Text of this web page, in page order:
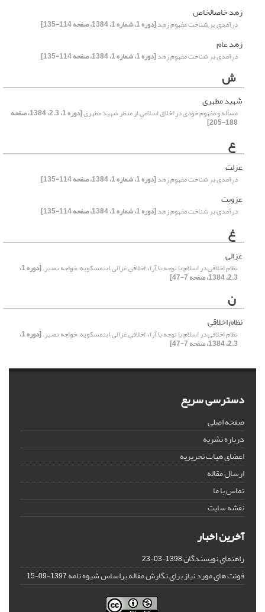
زهد خاص‏الخاص
درآمدی بر شناخت مفهوم زهد[دوره 1، شماره 1، 1384، صفحه 114-135]
زهد عام
درآمدی بر شناخت مفهوم زهد[دوره 1، شماره 1، 1384، صفحه 114-135]
ش
شهید مطهری
مسأله و مفهوم خودی در اخلاق اسلامی از منظر شهید مطهری [دوره 1، 2.3، 1384، صفحه
188-205]
ع
عزلت
درآمدی بر شناخت مفهوم زهد[دوره 1، شماره 1، 1384، صفحه 114-135]
عزوبت
درآمدی بر شناخت مفهوم زهد[دوره 1، شماره 1، 1384، صفحه 114-135]
غ
غزالی
نظام اخلاقی در اسلام با توجه با آراء اخلاقی غزالی،ابن‏مسکویه، خواجه نصیر. [دوره 1،
2.3، 1384، صفحه 7-47]
ن
نظام اخلاقی
نظام اخلاقی در اسلام با توجه با آراء اخلاقی غزالی،ابن‏مسکویه، خواجه نصیر. [دوره 1،
2.3، 1384، صفحه 7-47]
دسترسی سریع
صفحه اصلی
درباره نشریه
اعضای هیات تحریریه
ارسال مقاله
تماس با ما
نقشه سایت
آخرین اخبار
راهنمای نویسندگان1398-03-23
فونت های مورد نیاز برای نگارش مقاله براساس شیوه نامه1397-09-15